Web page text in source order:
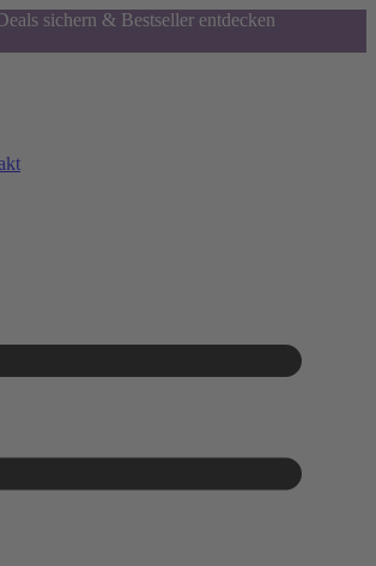
sichern & Bestseller entdecken